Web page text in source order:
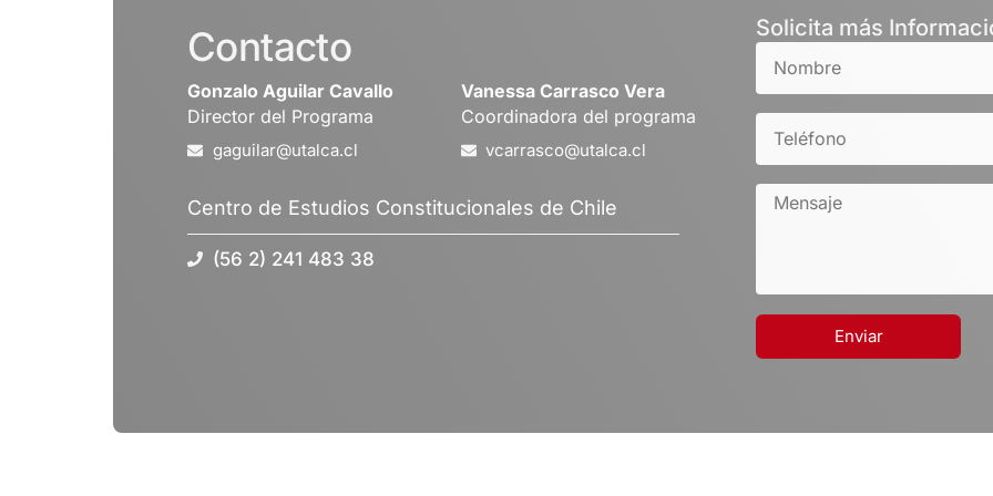
Contacto
Gonzalo Aguilar Cavallo
Director del Programa
gaguilar@utalca.cl
Vanessa Carrasco Vera
Coordinadora del programa
vcarrasco@utalca.cl
Centro de Estudios Constitucionales de Chile
(56 2) 241 483 38
Solicita más
Enviar